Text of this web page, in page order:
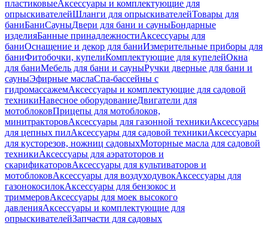
пластиковыеАксессуары и комплектующие для
опрыскивателейШланги для опрыскивателейТовары для
баниБаниСауныДвери для бани и сауныБондарные
изделияБанные принадлежностиАксессуары для
баниОснащение и декор для баниИзмерительные приборы для
баниФитобочки, купелиКомплектующие для купелейОкна
для баниМебель для бани и сауныРучки дверные для бани и
сауныЭфирные маслаСпа-бассейны с
гидромассажемАксессуары и комплектующие для садовой
техникиНавесное оборудованиеДвигатели для
мотоблоковПрицепы для мотоблоков,
минитракторовАксессуары для газонной техникиАксессуары
для цепных пилАксессуары для садовой техникиАксессуары
для кусторезов, ножниц садовыхМоторные масла для садовой
техникиАксессуары для аэратоторов и
скарификаторовАксессуары для культиваторов и
мотоблоковАксессуары для воздуходувокАксессуары для
газонокосилокАксессуары для бензокос и
триммеровАксессуары для моек высокого
давленияАксессуары и комплектующие для
опрыскивателейЗапчасти для садовых